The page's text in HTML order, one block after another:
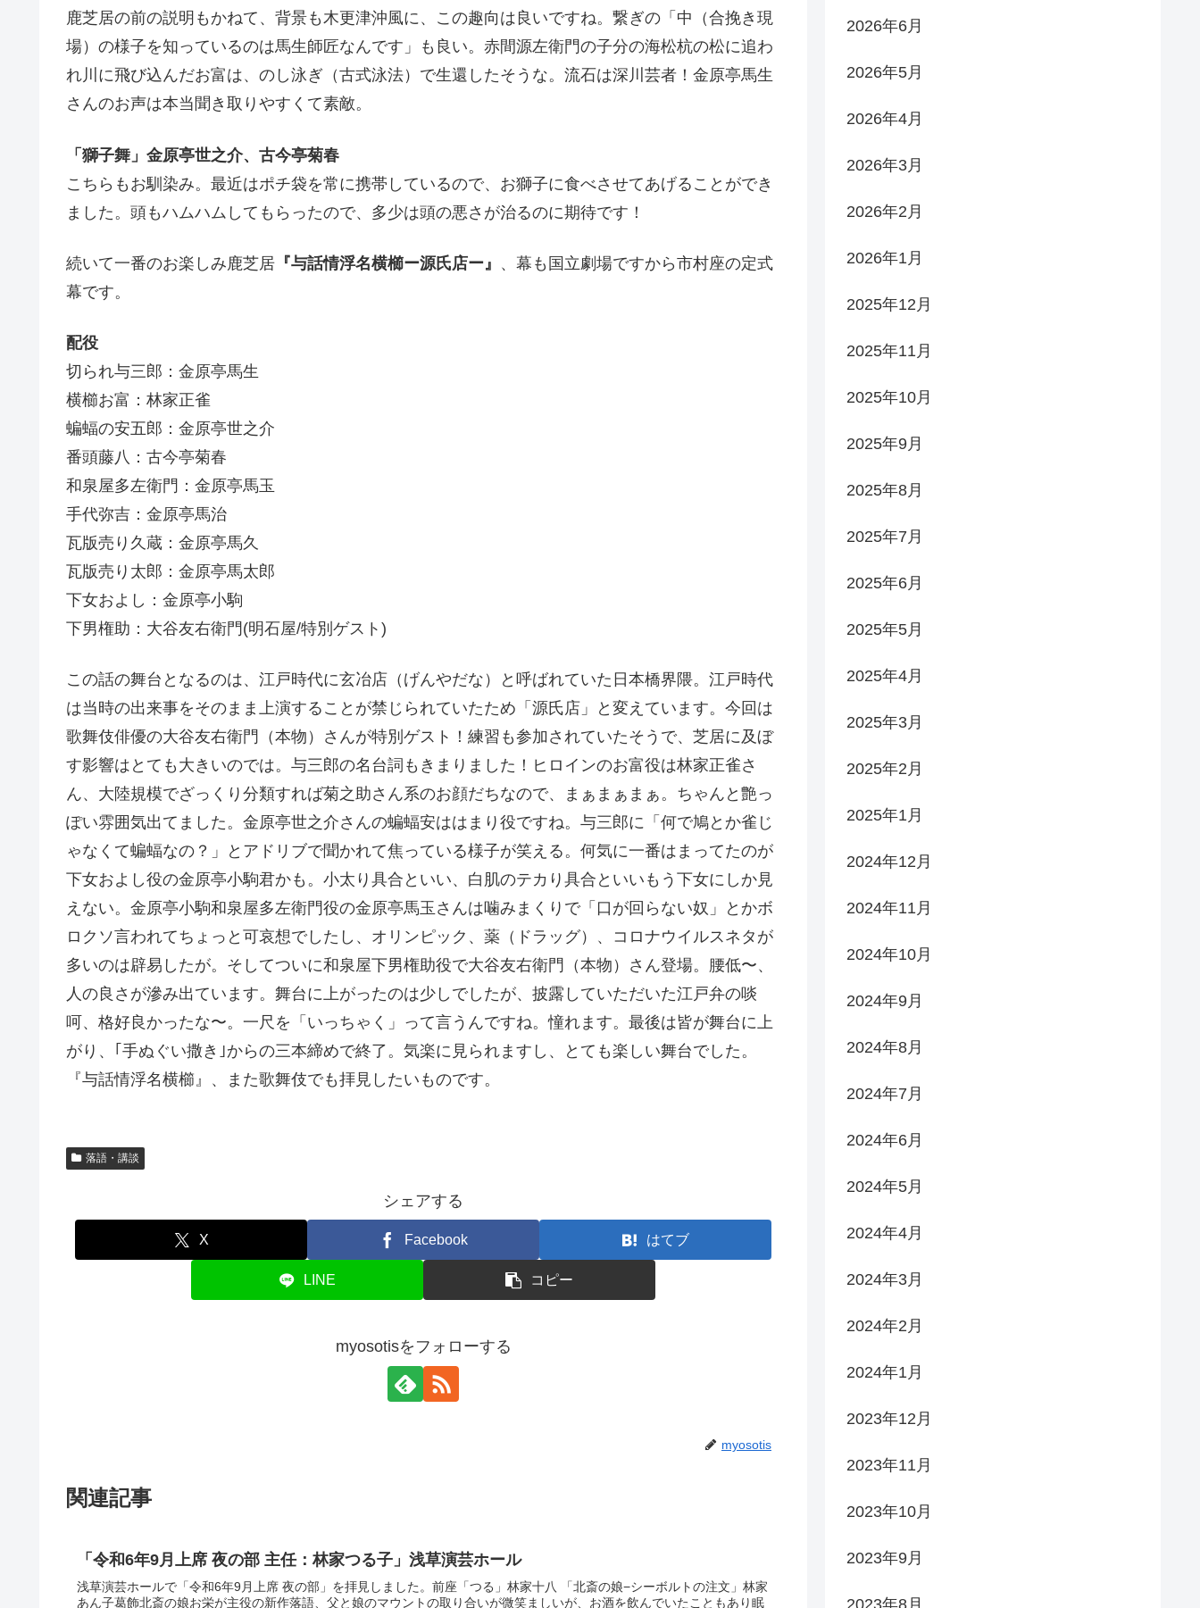
鹿芝居の前の説明もかねて、背景も木更津沖風に、この趣向は良いですね。繋ぎの「中（合挽き現
場）の様子を知っているのは馬生師匠なんです」も良い。赤間源左衛門の子分の海松杭の松に追わ
れ川に飛び込んだお富は、のし泳ぎ（古式泳法）で生還したそうな。流石は深川芸者！金原亭馬生
さんのお声は本当聞き取りやすくて素敵。
「獅子舞」金原亭世之介、古今亭菊春
こちらもお馴染み。最近はポチ袋を常に携帯しているので、お獅子に食べさせてあげることができ
ました。頭もハムハムしてもらったので、多少は頭の悪さが治るのに期待です！
続いて一番のお楽しみ鹿芝居 『与話情浮名横櫛ー源氏店ー』 、幕も国立劇場ですから市村座の定式
幕です。
配役
切られ与三郎：金原亭馬生
横櫛お富：林家正雀
蝙蝠の安五郎：金原亭世之介
番頭藤八：古今亭菊春
和泉屋多左衛門：金原亭馬玉
手代弥吉：金原亭馬治
瓦版売り久蔵：金原亭馬久
瓦版売り太郎：金原亭馬太郎
下女およし：金原亭小駒
下男権助：大谷友右衛門(明石屋/特別ゲスト)
この話の舞台となるのは、江戸時代に玄冶店（げんやだな）と呼ばれていた日本橋界隈。江戸時代
は当時の出来事をそのまま上演することが禁じられていたため「源氏店」と変えています。今回は
歌舞伎俳優の大谷友右衛門（本物）さんが特別ゲスト！練習も参加されていたそうで、芝居に及ぼ
す影響はとても大きいのでは。与三郎の名台詞もきまりました！ヒロインのお富役は林家正雀さ
ん、大陸規模でざっくり分類すれば菊之助さん系のお顔だちなので、まぁまぁまぁ。ちゃんと艶っ
ぽい雰囲気出てました。金原亭世之介さんの蝙蝠安ははまり役ですね。与三郎に「何で鳩とか雀じ
ゃなくて蝙蝠なの？」とアドリブで聞かれて焦っている様子が笑える。何気に一番はまってたのが
下女およし役の金原亭小駒君かも。小太り具合といい、白肌のテカり具合といいもう下女にしか見
えない。金原亭小駒和泉屋多左衛門役の金原亭馬玉さんは噛みまくりで「口が回らない奴」とかボ
ロクソ言われてちょっと可哀想でしたし、オリンピック、薬（ドラッグ）、コロナウイルスネタが
多いのは辟易したが。そしてついに和泉屋下男権助役で大谷友右衛門（本物）さん登場。腰低〜、
人の良さが滲み出ています。舞台に上がったのは少しでしたが、披露していただいた江戸弁の啖
呵、格好良かったな〜。一尺を「いっちゃく」って言うんですね。憧れます。最後は皆が舞台に上
がり、｢手ぬぐい撒き｣からの三本締めで終了。気楽に見られますし、とても楽しい舞台でした。
『与話情浮名横櫛』、また歌舞伎でも拝見したいものです。
落語・講談
シェアする
X Facebook はてブ
LINE コピー
myosotisをフォローする
myosotis
関連記事
「令和6年9月上席 夜の部 主任：林家つる子」浅草演芸ホール
浅草演芸ホールで「令和6年9月上席 夜の部」を拝見しました。前座「つる」林家十八 「北斎の娘−シーボルトの注文」林家
あん子葛飾北斎の娘お栄が主役の新作落語、父と娘のマウントの取り合いが微笑ましいが、お酒を飲んでいたこともあり眠
2026年6月
2026年5月
2026年4月
2026年3月
2026年2月
2026年1月
2025年12月
2025年11月
2025年10月
2025年9月
2025年8月
2025年7月
2025年6月
2025年5月
2025年4月
2025年3月
2025年2月
2025年1月
2024年12月
2024年11月
2024年10月
2024年9月
2024年8月
2024年7月
2024年6月
2024年5月
2024年4月
2024年3月
2024年2月
2024年1月
2023年12月
2023年11月
2023年10月
2023年9月